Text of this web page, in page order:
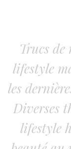
Trucs
lifestyle
les
Diverses
lifestyle